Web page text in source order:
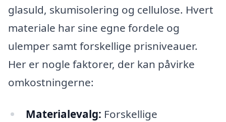
glasuld, skumisolering og cellulose. Hvert
materiale har sine egne fordele og
ulemper samt forskellige prisniveauer.
Her er nogle faktorer, der kan påvirke
omkostningerne:
Materialevalg: Forskellige